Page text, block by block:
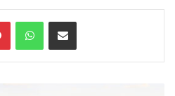
PinterestWhatsAppPartager par email